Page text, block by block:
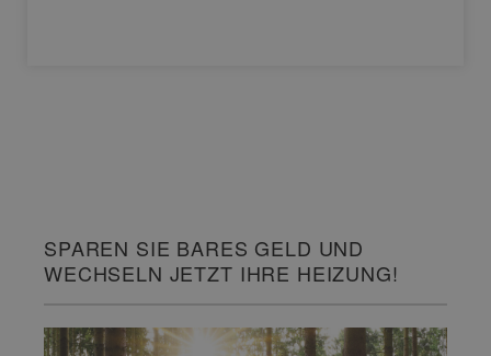
SPAREN SIE BARES GELD UND
WECHSELN JETZT IHRE HEIZUNG!